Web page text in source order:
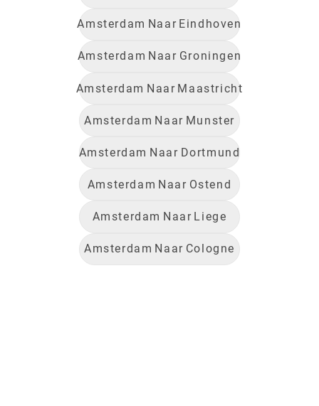
Amsterdam Naar Eindhoven
Amsterdam Naar Groningen
Amsterdam Naar Maastricht
Amsterdam Naar Munster
Amsterdam Naar Dortmund
Amsterdam Naar Ostend
Amsterdam Naar Liege
Amsterdam Naar Cologne